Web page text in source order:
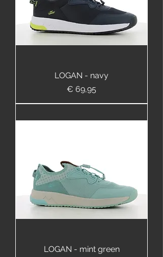
LOGAN - navy
Prijs
€ 69,95
LOGAN - mint green